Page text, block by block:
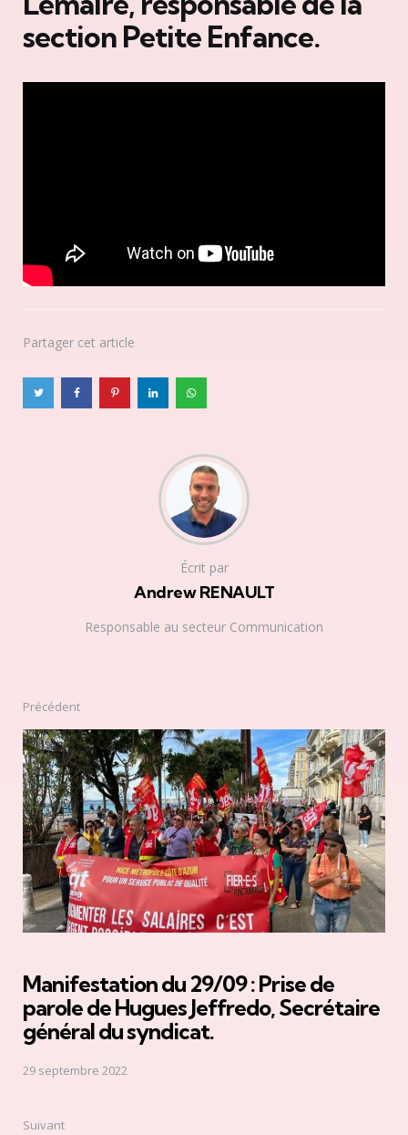
section Petite Enfance.
Partager cet article
Écrit par
Andrew RENAULT
Responsable au secteur Communication
Précédent
Manifestation du 29/09 : Prise de
parole de Hugues Jeffredo, Secrétaire
général du syndicat.
29 septembre 2022
Suivant